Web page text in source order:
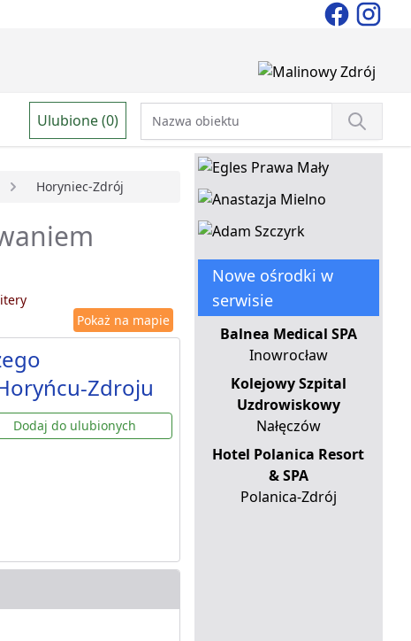
Ulubione (0)
Horyniec-Zdrój
Pokaż na mapie
Zdroju
Dodaj do ulubionych
Nowe ośrodki w
serwisie
Balnea Medical SPA
Inowrocław
Kolejowy Szpital
Uzdrowiskowy
Nałęczów
Hotel Polanica Resort
& SPA
Polanica-Zdrój